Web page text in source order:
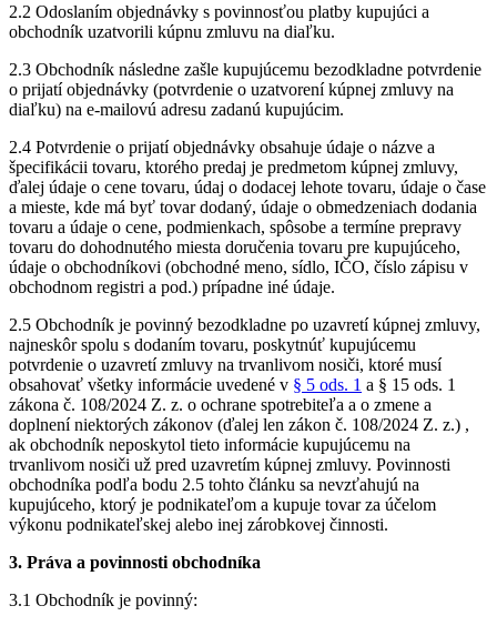
2.2 Odoslaním objednávky s povinnosťou platby kupujúci a
obchodník uzatvorili kúpnu zmluvu na diaľku.
2.3 Obchodník následne zašle kupujúcemu bezodkladne potvrdenie
o prijatí objednávky (potvrdenie o uzatvorení kúpnej zmluvy na
diaľku) na e-mailovú adresu zadanú kupujúcim.
2.4 Potvrdenie o prijatí objednávky obsahuje údaje o názve a
špecifikácii tovaru, ktorého predaj je predmetom kúpnej zmluvy,
ďalej údaje o cene tovaru, údaj o dodacej lehote tovaru, údaje o čase
a mieste, kde má byť tovar dodaný, údaje o obmedzeniach dodania
tovaru a údaje o cene, podmienkach, spôsobe a termíne prepravy
tovaru do dohodnutého miesta doručenia tovaru pre kupujúceho,
údaje o obchodníkovi (obchodné meno, sídlo, IČO, číslo zápisu v
obchodnom registri a pod.) prípadne iné údaje.
2.5 Obchodník je povinný bezodkladne po uzavretí kúpnej zmluvy,
najneskôr spolu s dodaním tovaru, poskytnúť kupujúcemu
potvrdenie o uzavretí zmluvy na trvanlivom nosiči, ktoré musí
obsahovať všetky informácie uvedené v § 5 ods. 1 a § 15 ods. 1
zákona č. 108/2024 Z. z. o ochrane spotrebiteľa a o zmene a
doplnení niektorých zákonov (ďalej len zákon č. 108/2024 Z. z.) ,
ak obchodník neposkytol tieto informácie kupujúcemu na
trvanlivom nosiči už pred uzavretím kúpnej zmluvy. Povinnosti
obchodníka podľa bodu 2.5 tohto článku sa nevzťahujú na
kupujúceho, ktorý je podnikateľom a kupuje tovar za účelom
výkonu podnikateľskej alebo inej zárobkovej činnosti.
3. Práva a povinnosti obchodníka
3.1 Obchodník je povinný: